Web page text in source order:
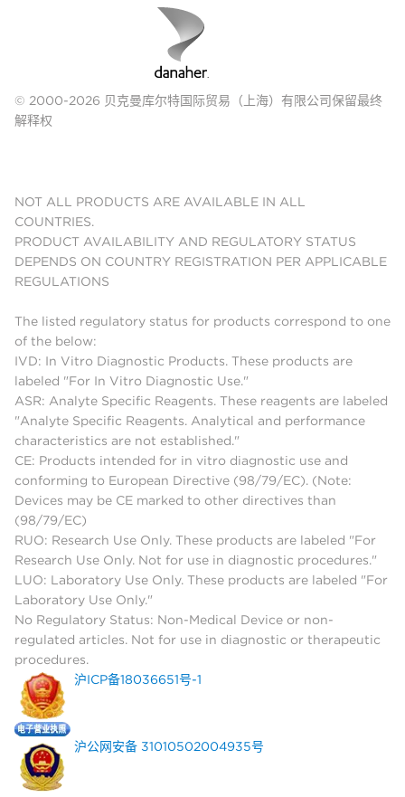
© 2000-2026 贝克曼库尔特国际贸易（上海）有限公司保留最终
解释权
NOT ALL PRODUCTS ARE AVAILABLE IN ALL
COUNTRIES.
PRODUCT AVAILABILITY AND REGULATORY STATUS
DEPENDS ON COUNTRY REGISTRATION PER APPLICABLE
REGULATIONS
The listed regulatory status for products correspond to one
of the below:
IVD: In Vitro Diagnostic Products. These products are
labeled "For In Vitro Diagnostic Use."
ASR: Analyte Specific Reagents. These reagents are labeled
"Analyte Specific Reagents. Analytical and performance
characteristics are not established."
CE: Products intended for in vitro diagnostic use and
conforming to European Directive (98/79/EC). (Note:
Devices may be CE marked to other directives than
(98/79/EC)
RUO: Research Use Only. These products are labeled "For
Research Use Only. Not for use in diagnostic procedures."
LUO: Laboratory Use Only. These products are labeled "For
Laboratory Use Only."
No Regulatory Status: Non-Medical Device or non-
regulated articles. Not for use in diagnostic or therapeutic
procedures.
沪ICP备18036651号-1
沪公网安备 31010502004935号